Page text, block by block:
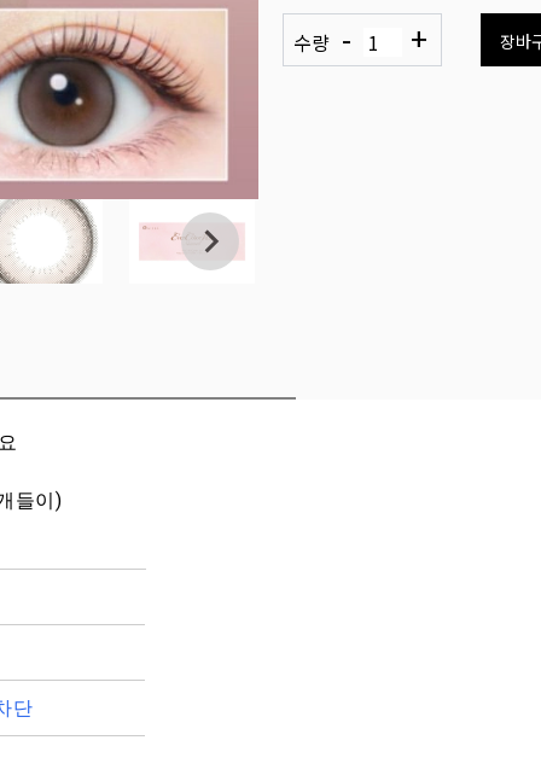
수량 - + 장바
들이)
단